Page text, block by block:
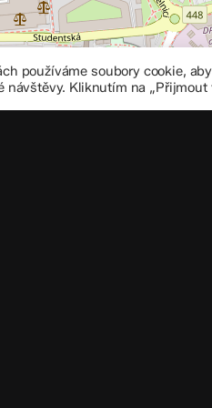
používáme soubory cookie,
návštěvy. Kliknutím na